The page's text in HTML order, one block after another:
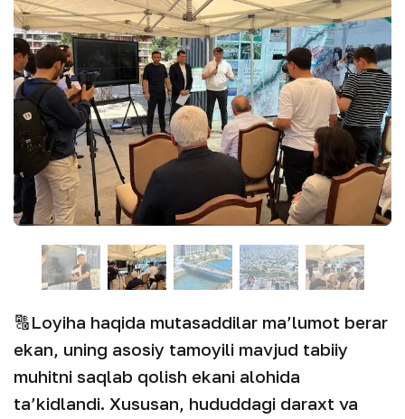
🔠Loyiha haqida mutasaddilar ma’lumot berar
ekan, uning asosiy tamoyili mavjud tabiiy
muhitni saqlab qolish ekani alohida
ta’kidlandi. Xususan, hududdagi daraxt va